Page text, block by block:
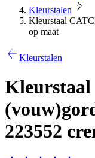
Kleurstalen
Kleurstaal
op maat
Kleurstalen
223552